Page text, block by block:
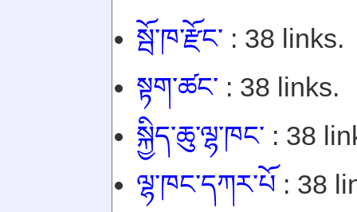
སྦོ་ཁ་རྫོང་ : 38 links.
སྟག་ཚང་ : 38 links.
སྐྱིད་ཆུ་ལྷ་ཁང་ : 38
ལྷ་ཁང་དཀར་པོ : 38